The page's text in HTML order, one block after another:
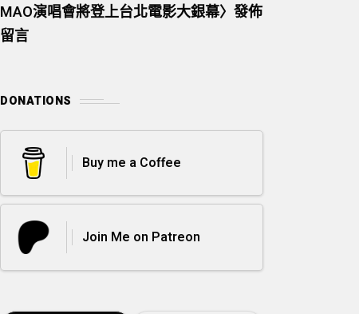
MAO演唱會將登上台北電影大銀幕〉發佈
留言
DONATIONS
Buy me a Coffee
Join Me on Patreon